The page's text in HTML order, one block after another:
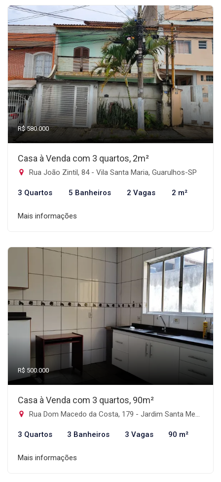
R$ 580.000
Casa à Venda com 3 quartos, 2m²
Rua João Zintil, 84 - Vila Santa Maria, Guarulhos-SP
3 Quartos 5 Banheiros 2 Vagas 2 m²
Mais informações
R$ 500.000
Casa à Venda com 3 quartos, 90m²
Rua Dom Macedo da Costa, 179 - Jardim Santa Mena, Guarulhos-SP
3 Quartos 3 Banheiros 3 Vagas 90 m²
Mais informações